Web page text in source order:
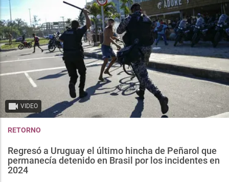
VIDEO
RETORNO
Regresó a Uruguay el último hincha de Peñarol que
permanecía detenido en Brasil por los incidentes en
2024